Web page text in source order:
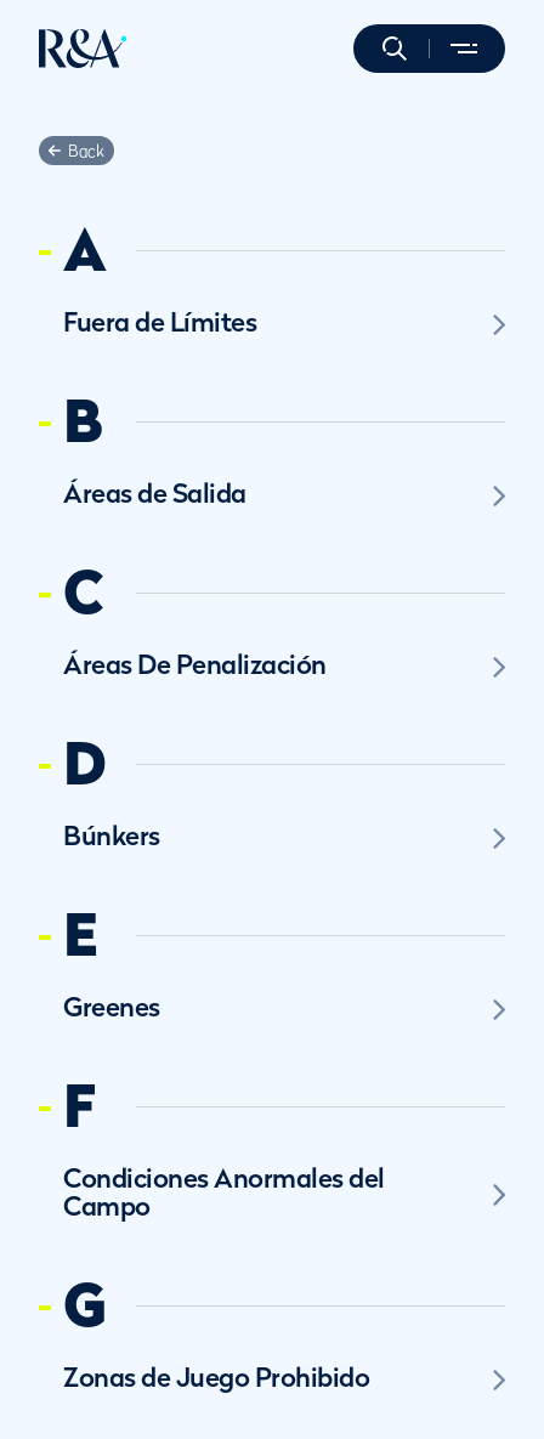
Back
A
Fuera de Límites
B
Áreas de Salida
C
Áreas De Penalización
D
Búnkers
E
Greenes
F
Condiciones Anormales del
Campo
G
Zonas de Juego Prohibido